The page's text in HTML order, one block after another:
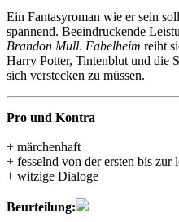
Ein Fantasyroman wie er sein
spannend. Beeindruckende
Brandon Mull. Fabelheim reiht
Harry Potter, Tintenblut und die
sich verstecken zu müssen.
Pro und Kontra
+ märchenhaft
+ fesselnd von der ersten bis zur
+ witzige Dialoge
Beurteilung: